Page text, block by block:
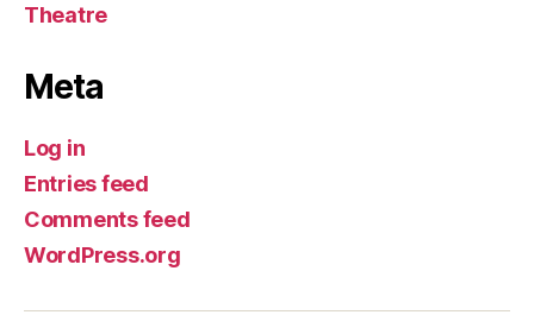
Theatre
Meta
Log in
Entries feed
Comments feed
WordPress.org